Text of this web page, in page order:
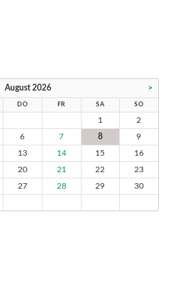
August 2026 >
DO FR SA SO
1
2
6 7 8
9
13 14 15
16
20 21 22
23
27 28 29
30